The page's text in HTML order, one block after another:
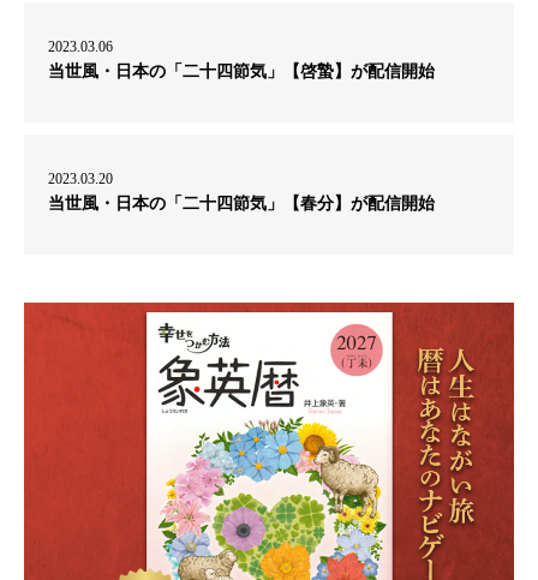
2023.03.06
当世風・日本の「二十四節気」【啓蟄】が配信開始
2023.03.20
当世風・日本の「二十四節気」【春分】が配信開始